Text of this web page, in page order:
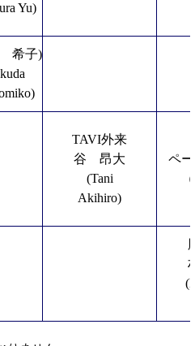
Yu)
希子)
TAVI外来
谷 昂大
(Tani
Akihiro)
ペ